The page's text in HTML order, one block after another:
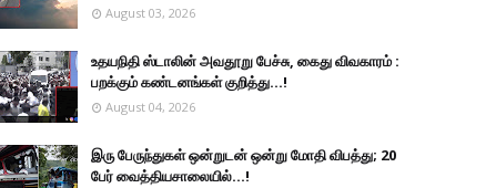
August 03, 2026
உதயநிதி ஸ்டாலின் அவதூறு பேச்சு, கைது விவகாரம் :
பறக்கும் கண்டனங்கள் குறித்து...!
August 04, 2026
இரு ப‍ேருந்துகள் ஒன்றுடன் ஒன்று மோதி விபத்து; 20
பேர் வைத்தியசாலையில்...!